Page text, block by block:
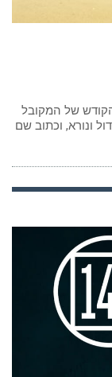
של המקובל
ונורא, וכתוב שם